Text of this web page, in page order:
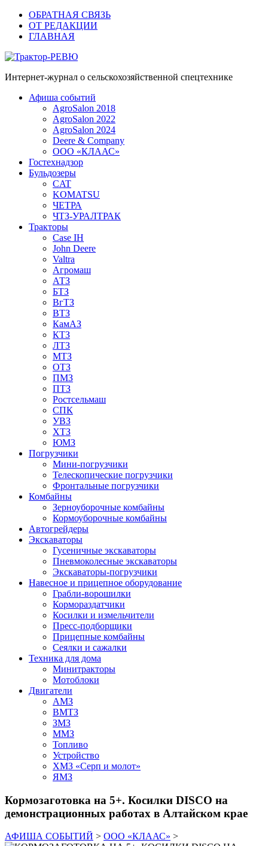
ОБРАТНАЯ СВЯЗЬ
ОТ РЕДАКЦИИ
ГЛАВНАЯ
Трактор-РЕВЮ
Интернет-журнал о сельскохозяйственной спецтехнике
Афиша событий
AgroSalon 2018
AgroSalon 2022
AgroSalon 2024
Deere & Company
ООО «КЛААС»
Гостехнадзор
Бульдозеры
CAT
KOMATSU
ЧЕТРА
ЧТЗ-УРАЛТРАК
Тракторы
Case IH
John Deere
Valtra
Агромаш
АТЗ
БТЗ
ВгТЗ
ВТЗ
КамАЗ
КТЗ
ЛТЗ
МТЗ
ОТЗ
ПМЗ
ПТЗ
Ростсельмаш
СПК
УВЗ
ХТЗ
ЮМЗ
Погрузчики
Мини-погрузчики
Телескопические погрузчики
Фронтальные погрузчики
Комбайны
Зерноуборочные комбайны
Кормоуборочные комбайны
Автогрейдеры
Экскаваторы
Гусеничные экскаваторы
Пневмоколесные экскаваторы
Экскаваторы-погрузчики
Навесное и прицепное оборудование
Грабли-ворошилки
Кормораздатчики
Косилки и измельчители
Пресс-подборщики
Прицепные комбайны
Сеялки и сажалки
Техника для дома
Минитракторы
Мотоблоки
Двигатели
АМЗ
ВМТЗ
ЗМЗ
ММЗ
Топливо
Устройство
ХМЗ «Серп и молот»
ЯМЗ
Кормозаготовка на 5+. Косилки DISCO на
демонстрационных работах в Алтайском крае
АФИША СОБЫТИЙ > ООО «КЛААС» >